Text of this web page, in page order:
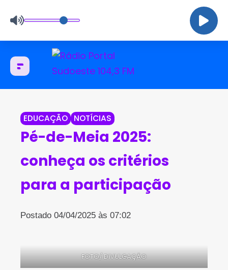
EDUCAÇÃO NOTÍCIAS
Pé-de-Meia 2025:
conheça os critérios
para a participação
Postado 04/04/2025 às 07:02
FOTO/ DIVULGAÇÃO